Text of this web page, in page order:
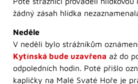
žádný zásah hlídka
Neděle
V neděli bylo strážníkům
Kytínská bude uzavřena až do
odpoledních hodin. Poté přišlo
kapličky na Malé Svaté Hoře je